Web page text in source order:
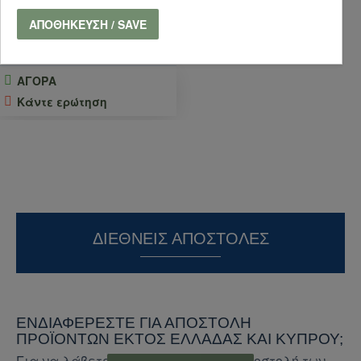
ΑΓΟΡΑ
Κάντε ερώτηση
ΔΙΕΘΝΕΊΣ ΑΠΟΣΤΟΛΈΣ
ΕΝΔΙΑΦΈΡΕΣΤΕ ΓΙΑ ΑΠΟΣΤΟΛΉ
ΠΡΟΪΌΝΤΩΝ ΕΚΤΌΣ ΕΛΛΆΔΑΣ ΚΑΙ ΚΎΠΡΟΥ;
ΑΠΟΘΉΚΕΥΣΗ / SAVE